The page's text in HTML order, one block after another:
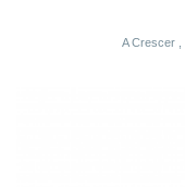
A Crescer,